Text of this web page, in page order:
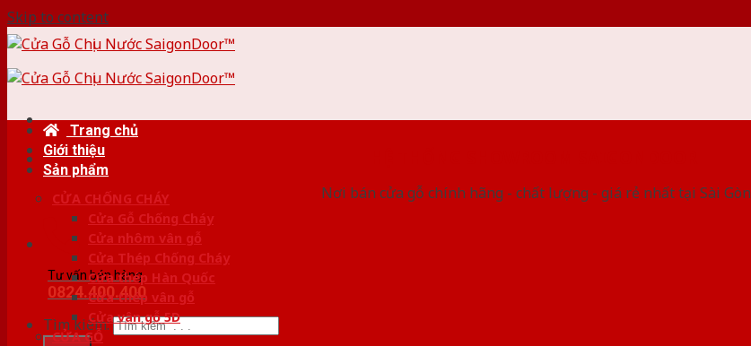
Skip to content
Nơi bán cửa gỗ chính hãng - chất lượng - giá rẻ nhất tại Sài Gòn
Tư vấn bán hàng
0824.400.400
Tìm kiếm:
Trang chủ
Giới thiệu
Sản phẩm
CỬA CHỐNG CHÁY
Cửa Gỗ Chống Cháy
Cửa nhôm vân gỗ
Cửa Thép Chống Cháy
Cửa thép Hàn Quốc
Cửa thép vân gỗ
Cửa vân gỗ 5D
CỬA GỖ